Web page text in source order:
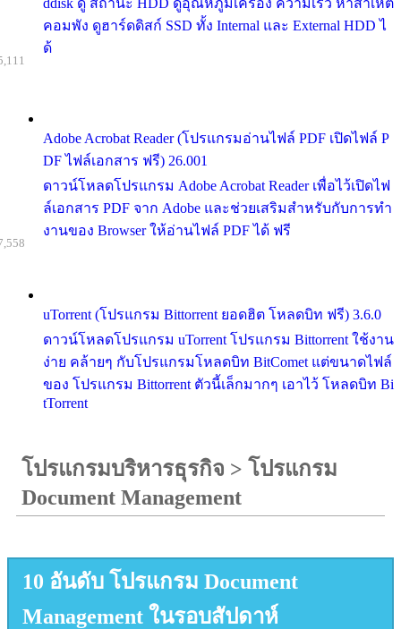
ddisk ดู สถานะ HDD ดูอุณหภูมิเครื่อง ความเร็ว หาสาเหต
คอมพัง ดูฮาร์ดดิสก์ SSD ทั้ง Internal และ External HDD ไ
ด้
Adobe Acrobat Reader (โปรแกรมอ่านไฟล์ PDF เปิดไฟล์ P
DF ไฟล์เอกสาร ฟรี) 26.001
ดาวน์โหลดโปรแกรม Adobe Acrobat Reader เพื่อไว้เปิดไฟ
ล์เอกสาร PDF จาก Adobe และช่วยเสริมสำหรับกับการทำ
งานของ Browser ให้อ่านไฟล์ PDF ได้ ฟรี
uTorrent (โปรแกรม Bittorrent ยอดฮิต โหลดบิท ฟรี) 3.6.0
ดาวน์โหลดโปรแกรม uTorrent โปรแกรม Bittorrent ใช้งาน
ง่าย คล้ายๆ กับโปรแกรมโหลดบิท BitComet แต่ขนาดไฟล์
ของ โปรแกรม Bittorrent ตัวนี้เล็กมากๆ เอาไว้ โหลดบิท Bi
tTorrent
โปรแกรมบริหารธุรกิจ > โปรแกรม
Document Management
10 อันดับ โปรแกรม Document
Management ในรอบสัปดาห์